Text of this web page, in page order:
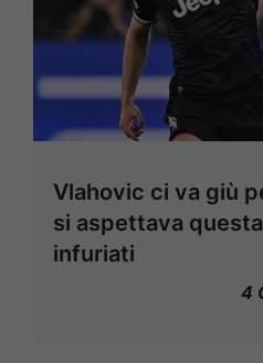
Vlahovic ci va giù
si aspettava
infuriati
4